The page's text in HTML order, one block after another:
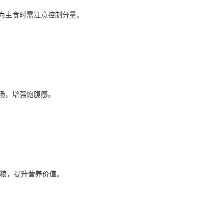
食时需注意控制分量。
增强饱腹感。
，提升营养价值。